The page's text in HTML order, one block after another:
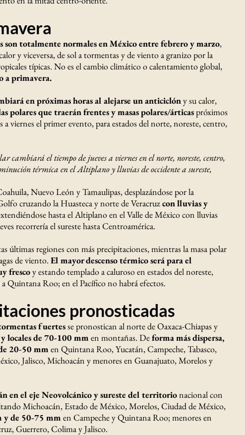
son totalmente normales en México entre febrero y marzo,
y viceversa, de sol a tormentas y de viento a granizo por la
típicas. No es el cambio climático o calentamiento global,
a primavera.
en próximas horas al alejarse un anticiclóny su calor,
polares que traerán frentes y masas polares/árticaspróximos
a viernes el primer evento, para estados del norte, noreste, centro,
cambiará el tiempo de jueves a viernes en el norte, noreste, centro,
térmica en el Altiplano y lluvias de occidente a sureste,
Nuevo León y Tamaulipas, desplazándose por la
cruzando la Huasteca y norte de Veracruzcon lluvias y
hasta el Altiplano en el Valle de México con lluvias
recorrería el sureste hasta Centroamérica.
últimas regiones con más precipitaciones, mientras la masa polar
de viento. El mayor descenso térmico será para el
frescoy estando templado a caluroso en estados del noreste,
Quintana Roo; en el Pacífico no habrá efectos.
pronosticadas
fuertesse pronostican al norte de Oaxaca-Chiapas y
locales de 70-100 mm en montañas. Deforma más dispersa,
20-50 mm en Quintana Roo, Yucatán, Campeche, Tabasco,
Jalisco, Michoacán y menores en Guanajuato, Morelos y
en el eje Neovolcánico y sureste del territorionacional con
Michoacán, Estado de México, Morelos, Ciudad de México,
y de 50-75 mm en Campeche y Quintana Roo; menores en
Guerrero, Colima y Jalisco.